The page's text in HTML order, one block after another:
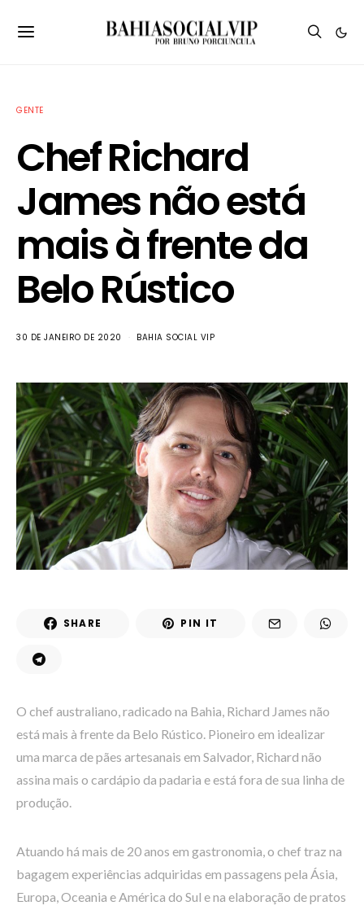
GENTE
Chef Richard
James não está
mais à frente da
Belo Rústico
30 DE JANEIRO DE 2020 BAHIA SOCIAL VIP
SHARE PIN IT
O chef australiano, radicado na Bahia, Richard James não
está mais à frente da Belo Rústico. Pioneiro em idealizar
uma marca de pães artesanais em Salvador, Richard não
assina mais o cardápio da padaria e está fora de sua linha de
produção.
Atuando há mais de 20 anos em gastronomia, o chef traz na
bagagem experiências adquiridas em passagens pela Ásia,
Europa, Oceania e América do Sul e na elaboração de pratos